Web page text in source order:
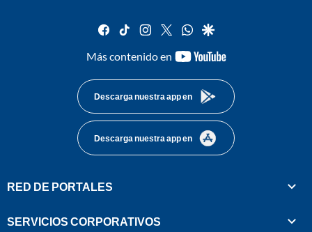
facebook
tiktok instagram
twitterwhatsapp
google
Más contenido en
youtube-
Descarga nuestra app en
Descarga nuestra app en
RED DE PORTALES
SERVICIOS CORPORATIVOS